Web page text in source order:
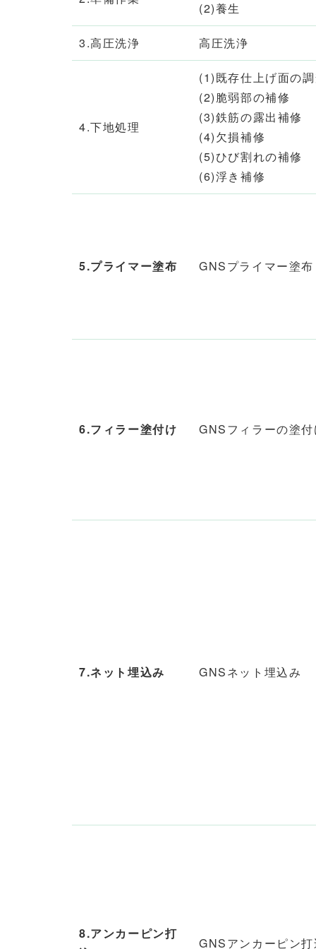
(2)養生
3.高圧洗浄 高圧洗浄
4.下地処理
(1)既存仕上げ面の
(2)脆弱部の補修
(3)鉄筋の露出補修
(4)欠損補修
(5)ひび割れの補修
(6)浮き補修
5.プライマー塗布 GNSプライマー塗布
6.フィラー塗付け GNSフィラーの塗
7.ネット埋込み GNSネット埋込み
8.アンカーピン打
GNSアンカーピン